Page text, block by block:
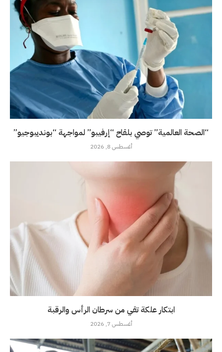
“الصحة العالمية” توصي بلقاح “إرفيبو” لمواجهة “بونديبوجيو”
أغسطس 8, 2026
ابتكار علكة تقي من سرطان الرأس والرقبة
أغسطس 7, 2026